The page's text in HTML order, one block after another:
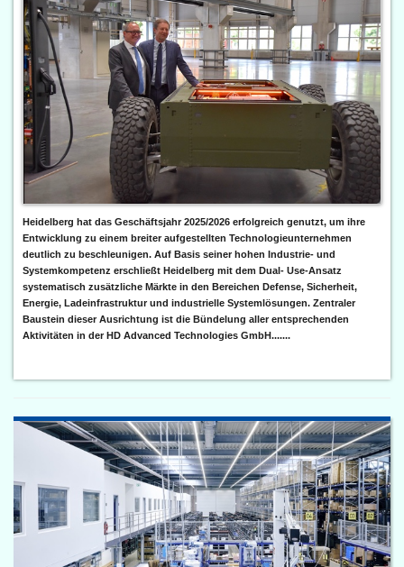
Heidelberg hat das Geschäftsjahr 2025/2026 erfolgreich genutzt, um ihre
Entwicklung zu einem breiter aufgestellten Technologieunternehmen
deutlich zu beschleunigen. Auf Basis seiner hohen Industrie- und
Systemkompetenz erschließt Heidelberg mit dem Dual- Use-Ansatz
systematisch zusätzliche Märkte in den Bereichen Defense, Sicherheit,
Energie, Ladeinfrastruktur und industrielle Systemlösungen. Zentraler
Baustein dieser Ausrichtung ist die Bündelung aller entsprechenden
Aktivitäten in der HD Advanced Technologies GmbH.......